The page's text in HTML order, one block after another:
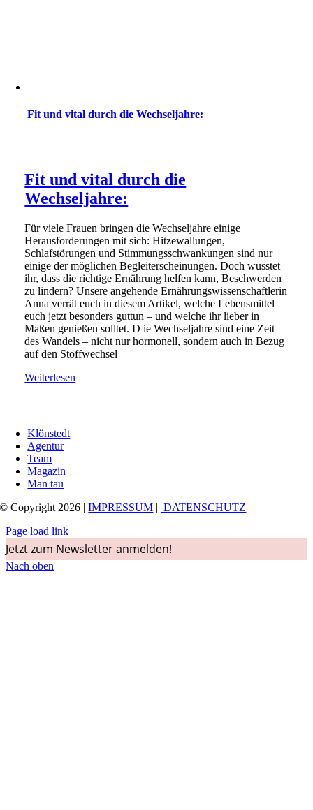
Fit und vital durch die Wechseljahre:
Fit und vital durch die
Wechseljahre:
Für viele Frauen bringen die Wechseljahre einige
Herausforderungen mit sich: Hitzewallungen,
Schlafstörungen und Stimmungsschwankungen sind nur
einige der möglichen Begleiterscheinungen. Doch wusstet
ihr, dass die richtige Ernährung helfen kann, Beschwerden
zu lindern? Unsere angehende Ernährungswissenschaftlerin
Anna verrät euch in diesem Artikel, welche Lebensmittel
euch jetzt besonders guttun – und welche ihr lieber in
Maßen genießen solltet. D ie Wechseljahre sind eine Zeit
des Wandels – nicht nur hormonell, sondern auch in Bezug
auf den Stoffwechsel
Weiterlesen
Klönstedt
Agentur
Team
Magazin
Man tau
© Copyright 2026 |IMPRESSUM | DATENSCHUTZ
Page load link
Jetzt zum Newsletter anmelden!
Nach oben